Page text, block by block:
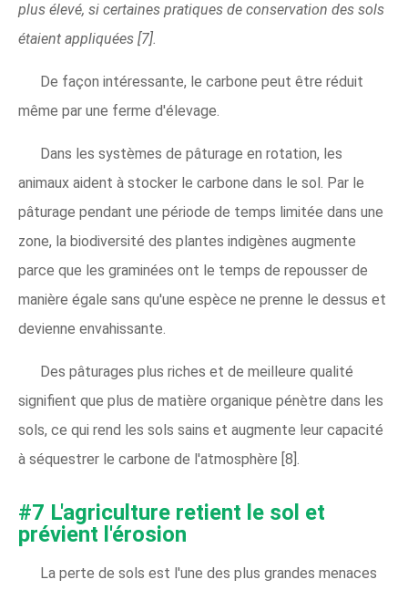
plus élevé, si certaines pratiques de conservation des sols
étaient appliquées [7].
De façon intéressante, le carbone peut être réduit
même par une ferme d'élevage.
Dans les systèmes de pâturage en rotation, les
animaux aident à stocker le carbone dans le sol. Par le
pâturage pendant une période de temps limitée dans une
zone, la biodiversité des plantes indigènes augmente
parce que les graminées ont le temps de repousser de
manière égale sans qu'une espèce ne prenne le dessus et
devienne envahissante.
Des pâturages plus riches et de meilleure qualité
signifient que plus de matière organique pénètre dans les
sols, ce qui rend les sols sains et augmente leur capacité
à séquestrer le carbone de l'atmosphère [8].
#7 L'agriculture retient le sol et
prévient l'érosion
La perte de sols est l'une des plus grandes menaces